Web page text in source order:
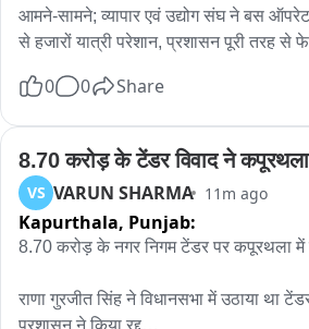
आमने-सामने; व्यापार एवं उद्योग संघ ने बस
से हजारों यात्री परेशान, प्रशासन पूरी तरह से
सरदारशहर कच्चा बस स्टैंड की व्यवस्था और
एक ओर निजी बस ऑपरेटर कई 5 दिनों से
अनिश्चितकालीन हड़ताल और धरने पर बैठे हैं,
संचालकों ने भी नगर परिषद के बाहर धरना शुरू
सरदारशहर के 210 गांव के और आसपास के
परेशान नजर आ रहे हैं वही स्कूल कॉलेज आने जाने
होने के चलते प्रशासन के सामने समाधान
0 0 Share
8.70 करोड़ के टेंडर विवाद ने कपूरथला
VS VARUN SHARMA 11m ago
Kapurthala, Punjab:
8.70 करोड़ के नगर निगम टेंडर पर कपूरथला में
राणा गुरजीत सिंह ने विधानसभा में उठाया था
प्रशासन ने किया रद्द